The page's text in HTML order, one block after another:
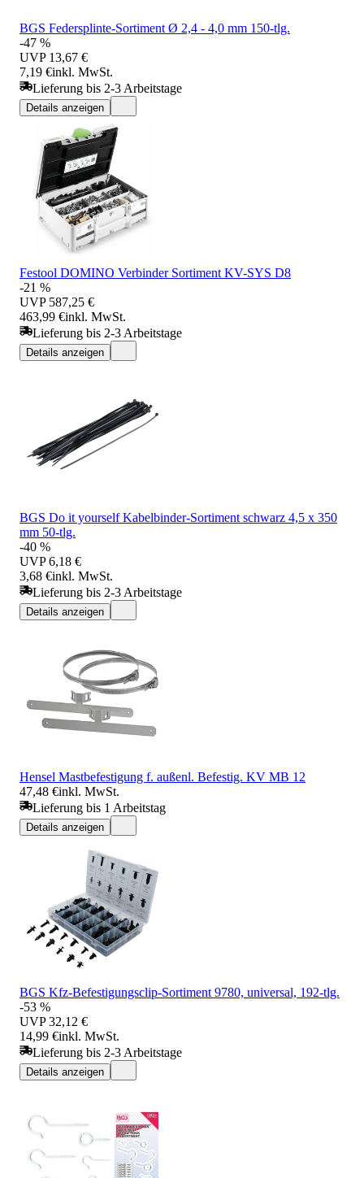
BGS Federsplinte-Sortiment Ø 2,4 - 4,0 mm 150-tlg.
-47 %
UVP 13,67 €
7,19 €inkl. MwSt.
Lieferung bis 2-3 Arbeitstage
Details anzeigen
Festool DOMINO Verbinder Sortiment KV-SYS D8
-21 %
UVP 587,25 €
463,99 €inkl. MwSt.
Lieferung bis 2-3 Arbeitstage
Details anzeigen
BGS Do it yourself Kabelbinder-Sortiment schwarz 4,5 x 350
mm 50-tlg.
-40 %
UVP 6,18 €
3,68 €inkl. MwSt.
Lieferung bis 2-3 Arbeitstage
Details anzeigen
Hensel Mastbefestigung f. außenl. Befestig. KV MB 12
47,48 €inkl. MwSt.
Lieferung bis 1 Arbeitstag
Details anzeigen
BGS Kfz-Befestigungsclip-Sortiment 9780, universal, 192-tlg.
-53 %
UVP 32,12 €
14,99 €inkl. MwSt.
Lieferung bis 2-3 Arbeitstage
Details anzeigen